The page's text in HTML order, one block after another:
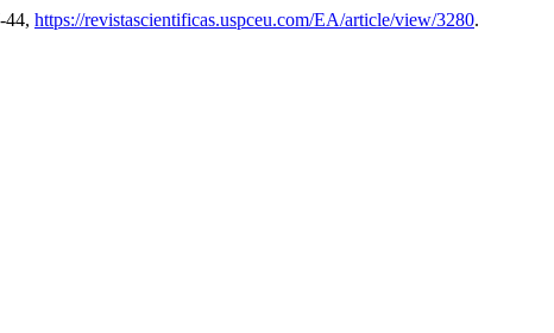
44, https://revistascientificas.uspceu.com/EA/article/view/3280.